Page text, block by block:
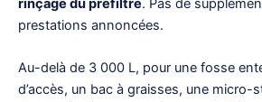
rinçage du préfiltre. Pas de
prestations annoncées.
Au-delà de 3 000 L, pour une fosse
d’accès, un bac à graisses, une micro-